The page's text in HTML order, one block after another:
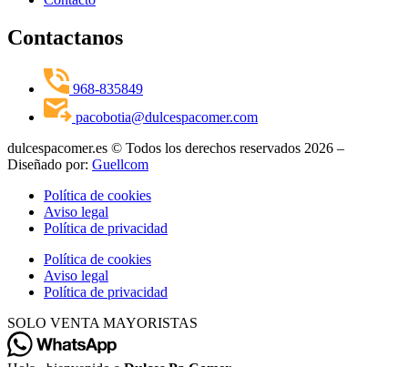
Contactanos
968-835849
pacobotia@dulcespacomer.com
dulcespacomer.es © Todos los derechos reservados 2026 –
Diseñado por: Guellcom
Política de cookies
Aviso legal
Política de privacidad
Política de cookies
Aviso legal
Política de privacidad
SOLO VENTA MAYORISTAS